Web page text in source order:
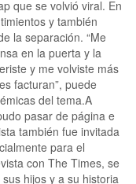
que se volvió viral. En
y también
la separación. “Me
en la puerta y la
y me volviste más
facturan”, puede
del tema.A
pasar de página e
también fue invitada
para el
con The Times, se
hijos y a su historia